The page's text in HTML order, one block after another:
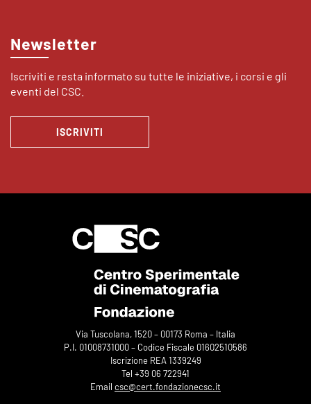
Newsletter
Iscriviti e resta informato su tutte le iniziative, i corsi e gli
eventi del CSC.
ISCRIVITI
Via Tuscolana, 1520 – 00173 Roma – Italia
P.I. 01008731000 – Codice Fiscale 01602510586
Iscrizione REA 1339249
Tel +39 06 722941
Email csc@cert.fondazionecsc.it